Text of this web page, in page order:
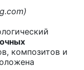
)
композитов и